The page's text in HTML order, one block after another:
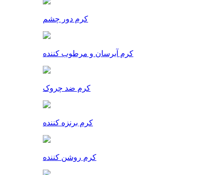
کرم دور چشم
کرم آبرسان و مرطوب کننده
کرم ضد چروک
کرم برنزه کننده
کرم روشن کننده